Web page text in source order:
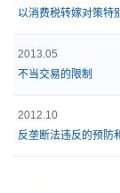
以消费税转嫁对策特
2013.05
不当交易的限制
2012.10
反垄断法违反的预防